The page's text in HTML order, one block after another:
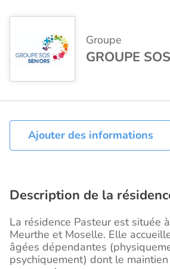
Groupe
GROUPE SOS
Ajouter des informations
Description de la
La résidence Pasteur est située
Meurthe et Moselle. Elle
âgées dépendantes
psychiquement) dont le